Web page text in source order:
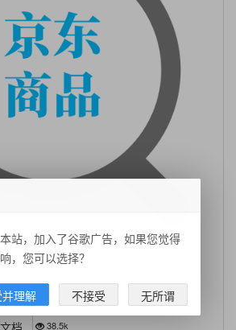
格
档 38.5k
站，加入了谷歌广告，如果您觉得
，您可以选择？
理解 不接受 无所谓